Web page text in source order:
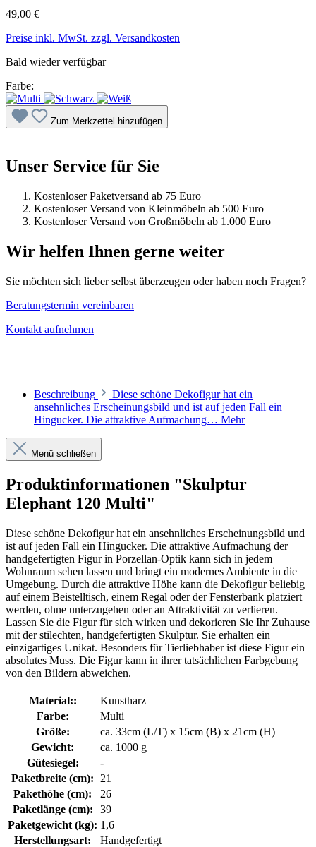
49,00 €
Preise inkl. MwSt. zzgl. Versandkosten
Bald wieder verfügbar
Farbe:
Zum Merkzettel hinzufügen
Unser Service für Sie
Kostenloser Paketversand ab 75 Euro
Kostenloser Versand von Kleinmöbeln ab 500 Euro
Kostenloser Versand von Großmöbeln ab 1.000 Euro
Wir helfen Ihnen gerne weiter
Sie möchten sich lieber selbst überzeugen oder haben noch Fragen?
Beratungstermin vereinbaren
Kontakt aufnehmen
Beschreibung
Diese schöne Dekofigur hat ein
ansehnliches Erscheinungsbild und ist auf jeden Fall ein
Hingucker. Die attraktive Aufmachung… Mehr
Menü schließen
Produktinformationen "Skulptur
Elephant 120 Multi"
Diese schöne Dekofigur hat ein ansehnliches Erscheinungsbild und
ist auf jeden Fall ein Hingucker. Die attraktive Aufmachung der
handgefertigten Figur in Porzellan-Optik kann sich in jedem
Wohnraum sehen lassen und bringt ein modernes Ambiente in die
Umgebung. Durch die attraktive Höhe kann die Dekofigur beliebig
auf einem Beistelltisch, einem Regal oder der Fensterbank platziert
werden, ohne unterzugehen oder an Attraktivität zu verlieren.
Lassen Sie die Figur für sich wirken und dekorieren Sie Ihr Zuhause
mit der stilechten, handgefertigten Skulptur. Sie erhalten ein
einzigartiges Unikat. Besonders für Tierliebhaber ist diese Figur ein
absolutes Muss. Die Figur kann in ihrer tatsächlichen Farbgebung
von den Bildern abweichen.
Material::
Kunstharz
Farbe:
Multi
Größe:
ca. 33cm (L/T) x 15cm (B) x 21cm (H)
Gewicht:
ca. 1000 g
Gütesiegel:
-
Paketbreite (cm):
21
Pakethöhe (cm):
26
Paketlänge (cm):
39
Paketgewicht (kg): 1,6
Herstellungsart:
Handgefertigt